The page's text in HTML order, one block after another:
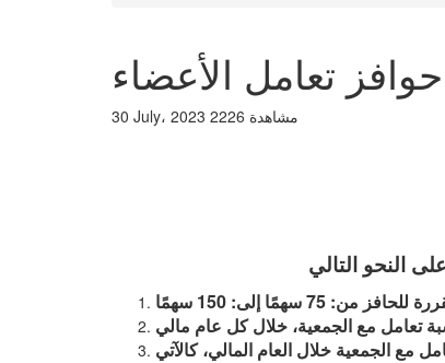
حوافز تعامل الأعضاء
30 July، 2023 2226 مشاهدة